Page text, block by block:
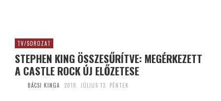
TV/SOROZAT
STEPHEN KING ÖSSZESŰRÍTVE: MEGÉRKEZETT
A CASTLE ROCK ÚJ ELŐZETESE
BÁCSI KINGA 2018. JÚLIUS 13. PÉNTEK